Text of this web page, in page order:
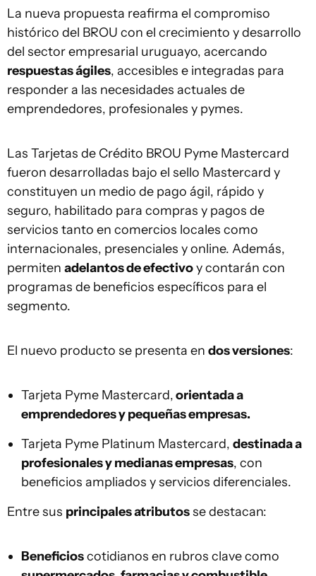
La nueva propuesta reafirma el compromiso
histórico del BROU con el crecimiento y desarrollo
del sector empresarial uruguayo, acercando
respuestas ágiles, accesibles e integradas para
responder a las necesidades actuales de
emprendedores, profesionales y pymes.
Las Tarjetas de Crédito BROU Pyme Mastercard
fueron desarrolladas bajo el sello Mastercard y
constituyen un medio de pago ágil, rápido y
seguro, habilitado para compras y pagos de
servicios tanto en comercios locales como
internacionales, presenciales y online. Además,
permiten adelantos de efectivoy contarán con
programas de beneficios específicos para el
segmento.
El nuevo producto se presenta en dos versiones:
Tarjeta Pyme Mastercard,orientada a
emprendedores y pequeñas empresas.
Tarjeta Pyme Platinum Mastercard, destinada a
profesionales y medianas empresas, con
beneficios ampliados y servicios diferenciales.
Entre sus principales atributosse destacan:
Beneficioscotidianos en rubros clave como